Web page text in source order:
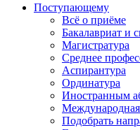
Поступающему
Всё о приёме
Бакалавриат и
Магистратура
Среднее
Аспирантура
Ординатура
Иностранным
Подобрать